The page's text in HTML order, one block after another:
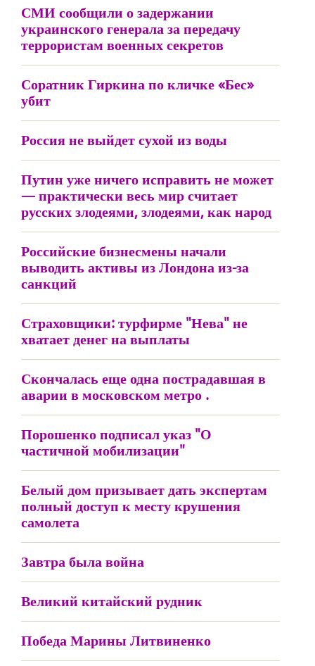
СМИ сообщили о задержании
украинского генерала за передачу
террористам военных секретов
Соратник Гиркина по кличке «Бес»
убит
Россия не выйдет сухой из воды
Путин уже ничего исправить не может
— практически весь мир считает
русских злодеями, злодеями, как народ
Российские бизнесмены начали
выводить активы из Лондона из-за
санкций
Страховщики: турфирме "Нева" не
хватает денег на выплаты
Скончалась еще одна пострадавшая в
аварии в московском метро .
Порошенко подписал указ "О
частичной мобилизации"
Белый дом призывает дать экспертам
полный доступ к месту крушения
самолета
Завтра была война
Великий китайский рудник
Победа Марины Литвиненко